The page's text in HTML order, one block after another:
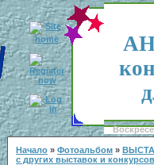
Начало » Фотоальбом »
с других выставок и конкурсов